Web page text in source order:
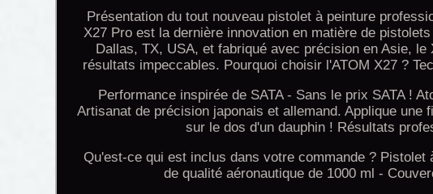
Présentation du tout nouveau pistolet à peinture
X27 Pro est la dernière innovation en matière de
Dallas, TX, USA, et fabriqué avec précision en Asie,
résultats impeccables. Pourquoi choisir l'ATOM X27 ?
Performance inspirée de SATA - Sans le prix SATA !
Artisanat de précision japonais et allemand. Applique
sur le dos d'un dauphin ! Résultats
Qu'est-ce qui est inclus dans votre commande ? Pistolet
de qualité aéronautique de 1000 ml -